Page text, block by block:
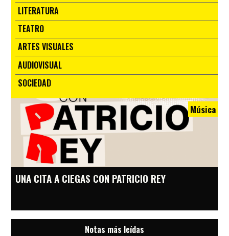
LITERATURA
TEATRO
ARTES VISUALES
AUDIOVISUAL
SOCIEDAD
Música
UNA CITA A CIEGAS CON PATRICIO REY
Notas más leídas